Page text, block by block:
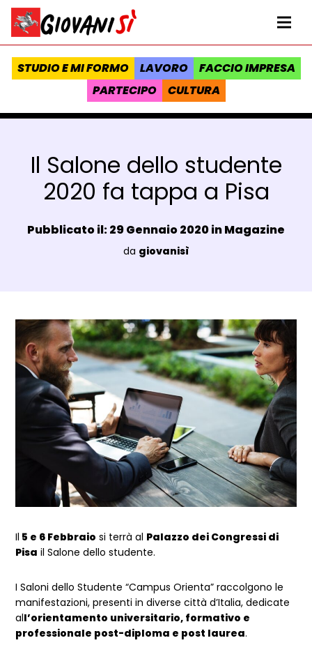
Vai al contenuto
Homepage Giovanisì - Progetto della Regione Toscana
STUDIO E MI FORMO LAVORO
FACCIO IMPRESA
PARTECIPO
CULTURA
Il Salone dello studente
2020 fa tappa a Pisa
Data e ora:
Pubblicato il: 29 Gennaio 2020 inMagazine
Luogo:
da giovanisì
Dettagli Post Magazine
Il 5 e 6 Febbraio si terrà al Palazzo dei Congressi di
Pisa il Salone dello studente.
I Saloni dello Studente “Campus Orienta” raccolgono le
manifestazioni, presenti in diverse città d’Italia, dedicate
all’orientamento universitario, formativo e
professionale post-diploma e post laurea.